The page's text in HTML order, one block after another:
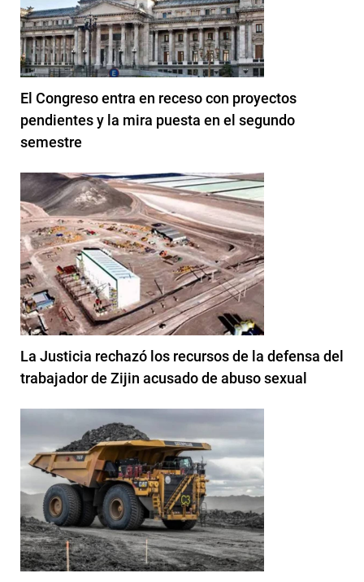
El Congreso entra en receso con proyectos
pendientes y la mira puesta en el segundo
semestre
La Justicia rechazó los recursos de la defensa del
trabajador de Zijin acusado de abuso sexual